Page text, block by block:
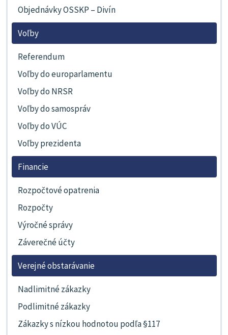
Objednávky OSSKP – Divín
Voľby
Referendum
Voľby do europarlamentu
Voľby do NRSR
Voľby do samospráv
Voľby do VÚC
Voľby prezidenta
Financie
Rozpočtové opatrenia
Rozpočty
Výročné správy
Záverečné účty
Verejné obstarávanie
Nadlimitné zákazky
Podlimitné zákazky
Zákazky s nízkou hodnotou podľa §117